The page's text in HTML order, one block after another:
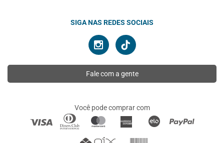
SIGA NAS REDES SOCIAIS
Fale com a gente
Você pode comprar com